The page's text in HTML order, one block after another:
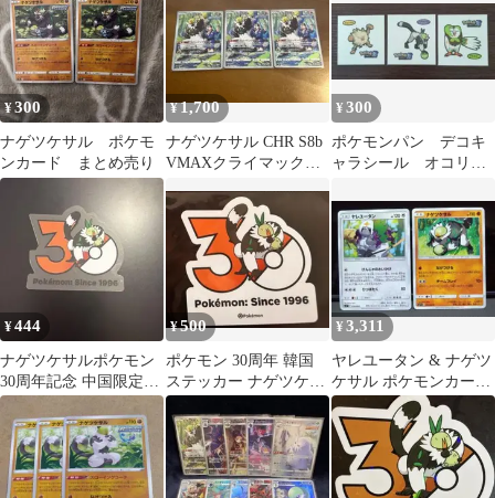
¥300
ナゲツケサル ポケモ
ンカード まとめ売り
¥1,700
ナゲツケサル CHR S8b
VMAXクライマックス
¥300
ポケモンパン デコキ
ャラシール オコリザ
クスロー 20周年
¥444
ナゲツケサルポケモン
30周年記念 中国限定ス
テッカー
¥500
ポケモン 30周年 韓国
ステッカー ナゲツケサ
ル
¥3,311
ヤレユータン & ナゲツ
ケサル ポケモンカード
セット